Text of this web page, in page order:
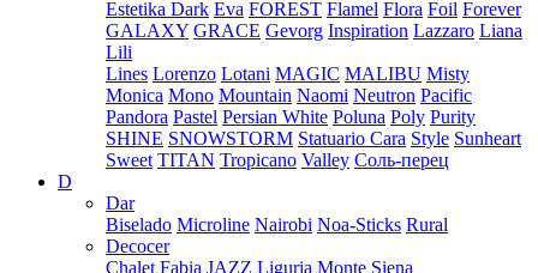
Estetika Dark Eva FOREST Flamel Flora Foil Forever
GALAXY GRACE Gevorg Inspiration Lazzaro Liana
Lili
Lines Lorenzo Lotani MAGIC MALIBU Misty
Monica Mono Mountain Naomi Neutron Pacific
Pandora Pastel Persian White Poluna Poly Purity
SHINE SNOWSTORM Statuario Cara Style Sunheart
Sweet TITAN Tropicano Valley Соль-перец
D
Dar
Biselado Microline Nairobi Noa-Sticks Rural
Decocer
Chalet Fabia JAZZ Liguria Monte Siena